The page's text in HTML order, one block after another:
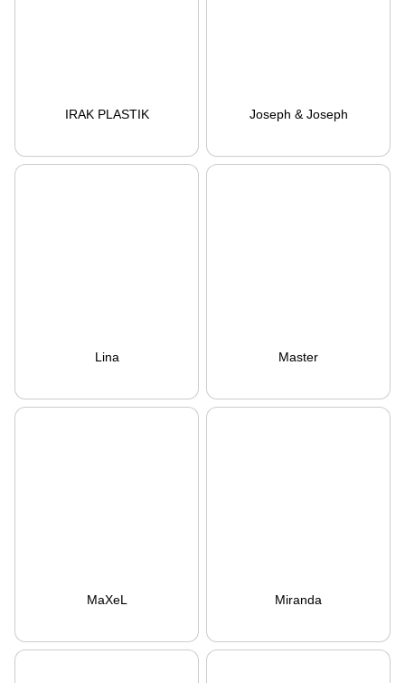
IRAK PLASTIK Joseph & Joseph
Lina Master
MaXeL Miranda